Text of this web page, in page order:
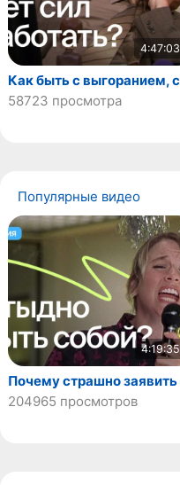
4:47:03
58723 просмотра
Популярные видео
4:19:35
204965 просмотров